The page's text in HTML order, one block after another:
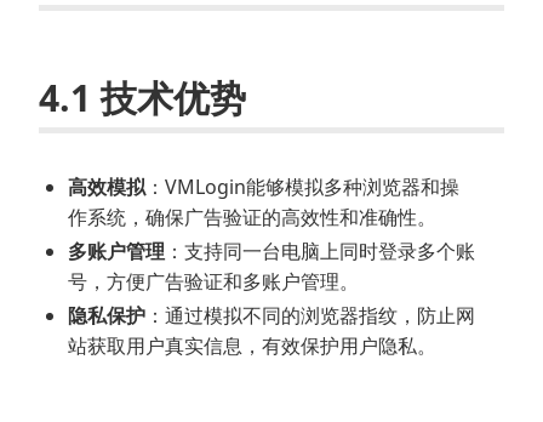
4.1 技术优势
高效模拟：VMLogin能够模拟多种浏览器和操
作系统，确保广告验证的高效性和准确性。
多账户管理 ：支持同一台电脑上同时登录多个账
号，方便广告验证和多账户管理。
隐私保护 ：通过模拟不同的浏览器指纹，防止网
站获取用户真实信息，有效保护用户隐私。